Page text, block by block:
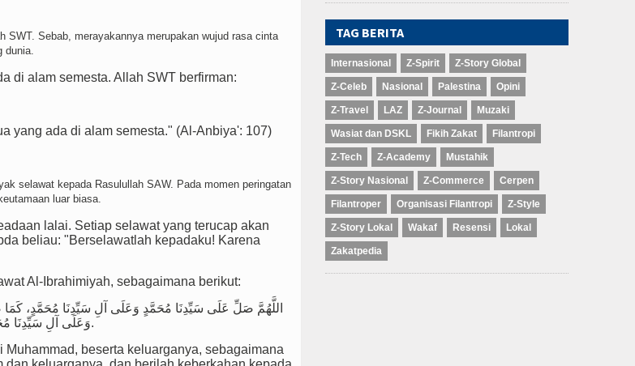
SWT. Sebab, merayakannya merupakan wujud rasa cinta
dunia.
di alam semesta. Allah SWT berfirman:
yang ada di alam semesta." (Al-Anbiya': 107)
selawat kepada Rasulullah SAW. Pada momen peringatan
luar biasa.
lalai. Setiap selawat yang terucap akan
beliau: "Berselawatlah kepadaku! Karena
Al-Ibrahimiyah, sebagaimana berikut:
اللَّهُمَّ صَلِّ عَلَى سَيِّدِنَا مُحَمَّدٍ وَعَلَى آلِ سَيِّدِنَا مُحَمَّدٍ، كَمَا
وَعَلَى آلِ سَيِّدِنَا مُحَمَّدٍ، كَمَا بَارَكْتَ عَلَى سَيِّدِنَا إِبْرَاهِيمَ، وَعَلَى آلِ سَيِّدِنَا إِبْرَاهِيمَ إِنَّكَ حَمِيدٌ مَجِيدٌ.
beserta keluarganya, sebagaimana
TAG BERITA
Internasional Z-Spirit Z-Story Global
Z-Celeb Nasional Palestina Opini
Z-Travel LAZ Z-Journal Muzaki
Wasiat dan DSKL Fikih Zakat Filantropi
Z-Tech Z-Academy Mustahik
Z-Story Nasional Z-Commerce Cerpen
Filantroper Organisasi Filantropi Z-Style
Z-Story Lokal Wakaf Resensi Lokal
Zakatpedia